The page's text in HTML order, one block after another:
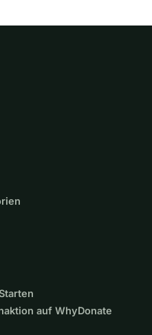
auf WhyDonate